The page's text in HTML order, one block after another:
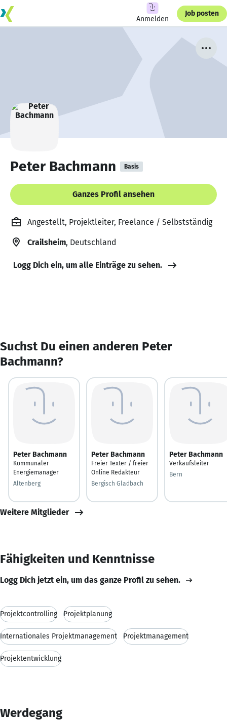
Anmelden
Job posten
Peter Bachmann Basis
Ganzes Profil ansehen
Angestellt, Projektleiter, Freelance / Selbstständig
Crailsheim, Deutschland
Logg Dich ein, um alle Einträge zu sehen.
Suchst Du einen anderen Peter
Bachmann?
Peter Bachmann
Kommunaler
Energiemanager
Altenberg
Peter Bachmann
Freier Texter / freier
Online Redakteur
Bergisch Gladbach
Peter Bachmann
Verkaufsleiter
Bern
Weitere Mitglieder
Fähigkeiten und Kenntnisse
Logg Dich jetzt ein, um das ganze Profil zu sehen.
Projektcontrolling Projektplanung
Internationales Projektmanagement Projektmanagement
Projektentwicklung
Werdegang